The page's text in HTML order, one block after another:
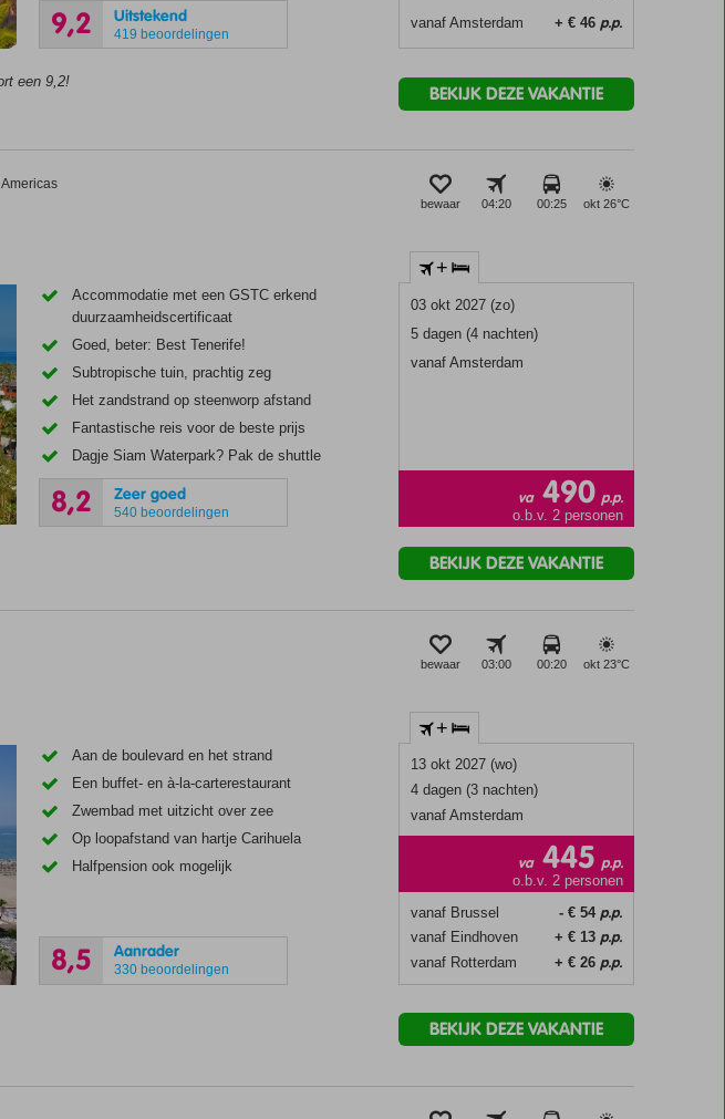
9,2 Uitstekend
419 beoordelingen
vanaf Amsterdam + € 46 p.p.
een 9,2! BEKIJK DEZE VAKANTIE
bewaar 04:20 00:25 okt 26°C
Accommodatie met een GSTC erkend
duurzaamheidscertificaat
Goed, beter: Best Tenerife!
Subtropische tuin, prachtig zeg
Het zandstrand op steenworp afstand
Fantastische reis voor de beste prijs
Dagje Siam Waterpark? Pak de shuttle
8,2 Zeer goed
540 beoordelingen
+
03 okt 2027 (zo)
5 dagen (4 nachten)
vanaf Amsterdam
va 490 p.p.
o.b.v. 2 personen
BEKIJK DEZE VAKANTIE
bewaar 03:00 00:20 okt 23°C
Aan de boulevard en het strand
Een buffet- en à-la-carterestaurant
Zwembad met uitzicht over zee
Op loopafstand van hartje Carihuela
Halfpension ook mogelijk
8,5 Aanrader
330 beoordelingen
+
13 okt 2027 (wo)
4 dagen (3 nachten)
vanaf Amsterdam
va 445 p.p.
o.b.v. 2 personen
vanaf Brussel
- € 54 p.p.
vanaf Eindhoven + € 13 p.p.
vanaf Rotterdam + € 26 p.p.
BEKIJK DEZE VAKANTIE